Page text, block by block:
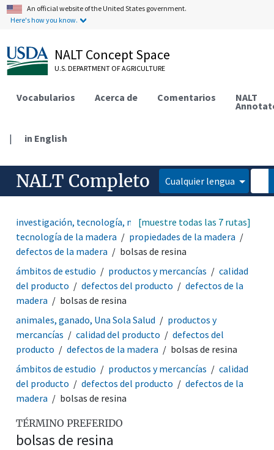
An official website of the United States government.
Here's how you know.
NALT Concept Space
U.S. DEPARTMENT OF AGRICULTURE
Vocabularios Acerca de Comentarios NALT
| in English
NALT Completo Cualquier lengua
investigación, tecnología, métodos
tecnología
tecnología de la madera
propiedades de la madera
defectos de la madera
bolsas de resina
[muestre todas las 7 rutas]
ámbitos de estudio productos y mercancías
calidad
del producto
defectos del producto
defectos de la
madera
bolsas de resina
animales, ganado, Una Sola Salud
productos y
mercancías
calidad del producto
defectos del
producto
defectos de la madera
bolsas de resina
ámbitos de estudio
productos y mercancías
calidad
del producto
defectos del producto
defectos de la
madera
bolsas de resina
TÉRMINO PREFERIDO
bolsas de resina